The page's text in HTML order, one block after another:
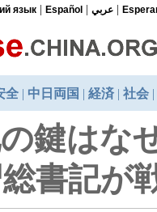
язык Español عربي
全 | 中日両国 |経済 |社会
鍵はな
書記が